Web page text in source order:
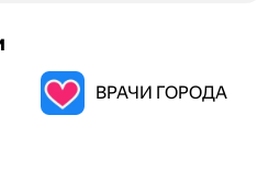
ВРАЧИ ГОРОДА